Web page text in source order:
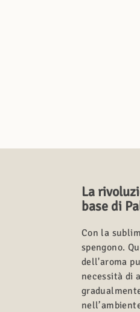
La
base di
Con la
spengono.
dell'aroma
necessità di